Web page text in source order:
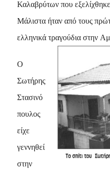
Καλαβρύτων που
Mάλιστα ήταν από τους
ελληνικά τραγούδια στην
O
Σωτήρης
Στασινό
πουλος
είχε
γεννηθεί
στην